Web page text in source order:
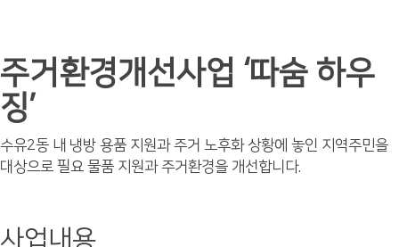
주거환경개선사업 ‘따숨 하우
징’
수유2동 내 냉방 용품 지원과 주거 노후화 상황에 놓인 지역주민을
대상으로 필요 물품 지원과 주거환경을 개선합니다.
사업내용